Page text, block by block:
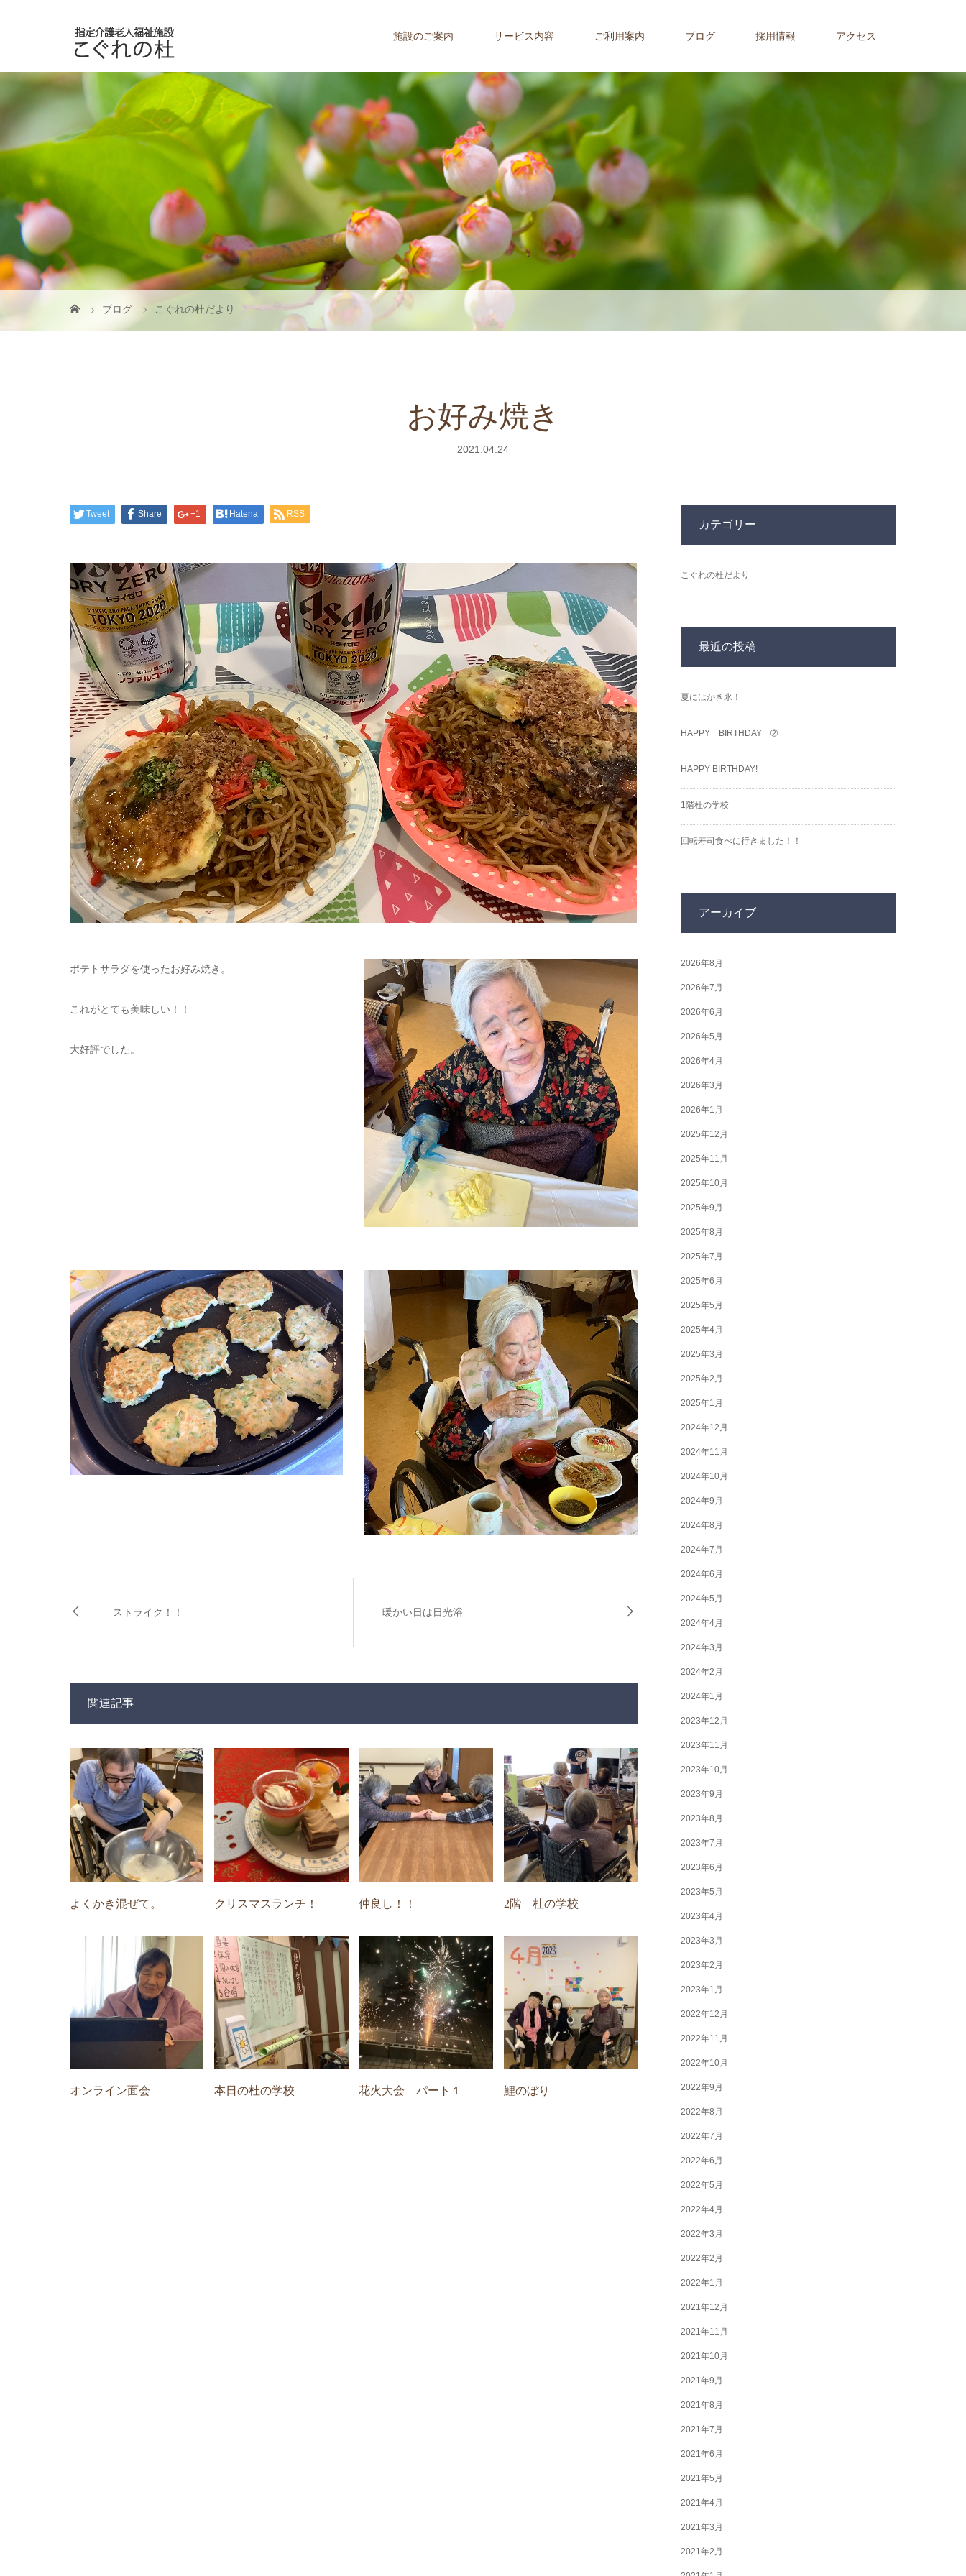
施設のご案内 サービス内容 ご利用案内 ブログ 採用情報 アクセス
ブログ こぐれの杜だより
お好み焼き
2021.04.24
Tweet Share +1 Hatena RSS
ポテトサラダを使ったお好み焼き。
これがとても美味しい！！
大好評でした。
ストライク！！ 暖かい日は日光浴
関連記事
よくかき混ぜて。 クリスマスランチ！ 仲良し！！ 2階 杜の学校
オンライン面会 本日の杜の学校 花火大会 パート１ 鯉のぼり
カテゴリー
こぐれの杜だより
最近の投稿
夏にはかき氷！
HAPPY BIRTHDAY ➁
HAPPY BIRTHDAY!
1階杜の学校
回転寿司食べに行きました！！
アーカイブ
2026年8月
2026年7月
2026年6月
2026年5月
2026年4月
2026年3月
2026年1月
2025年12月
2025年11月
2025年10月
2025年9月
2025年8月
2025年7月
2025年6月
2025年5月
2025年4月
2025年3月
2025年2月
2025年1月
2024年12月
2024年11月
2024年10月
2024年9月
2024年8月
2024年7月
2024年6月
2024年5月
2024年4月
2024年3月
2024年2月
2024年1月
2023年12月
2023年11月
2023年10月
2023年9月
2023年8月
2023年7月
2023年6月
2023年5月
2023年4月
2023年3月
2023年2月
2023年1月
2022年12月
2022年11月
2022年10月
2022年9月
2022年8月
2022年7月
2022年6月
2022年5月
2022年4月
2022年3月
2022年2月
2022年1月
2021年12月
2021年11月
2021年10月
2021年9月
2021年8月
2021年7月
2021年6月
2021年5月
2021年4月
2021年3月
2021年2月